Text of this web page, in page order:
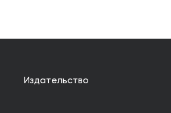
Издательство